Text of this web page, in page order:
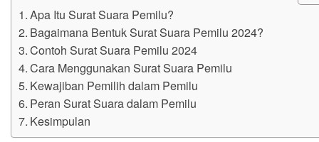
Apa Itu Surat Suara Pemilu?
Bagaimana Bentuk Surat Suara Pemilu 2024?
Contoh Surat Suara Pemilu 2024
Cara Menggunakan Surat Suara Pemilu
Kewajiban Pemilih dalam Pemilu
Peran Surat Suara dalam Pemilu
Kesimpulan